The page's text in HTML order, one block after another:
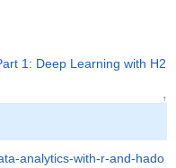
1: Deep Learning with H2
↑
analytics-with-r-and-hado